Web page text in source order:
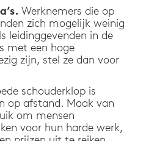
Werknemers die op
zich mogelijk weinig
leidinggevenden in de
met een hoge
zijn, stel ze dan voor
schouderklop is
op afstand. Maak van
om mensen
voor hun harde werk,